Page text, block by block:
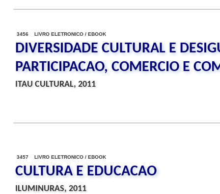
3456 LIVRO ELETRONICO / EBOOK
DIVERSIDADE CULTURAL E
PARTICIPACAO, COMERCIO E
ITAU CULTURAL, 2011
3457 LIVRO ELETRONICO / EBOOK
CULTURA E EDUCACAO
ILUMINURAS, 2011